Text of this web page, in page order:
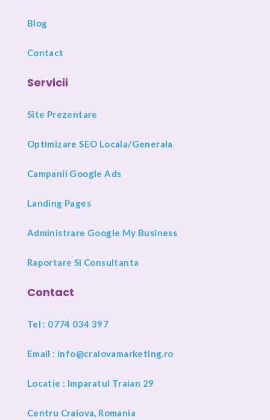
Blog
Contact
Servicii
Site Prezentare
Optimizare SEO Locala/Generala
Campanii Google Ads
Landing Pages
Administrare Google My Business
Raportare Si Consultanta
Contact
Tel : 0774 034 397
Email : info@craiovamarketing.ro
Locatie : Imparatul Traian 29
Centru Craiova, Romania